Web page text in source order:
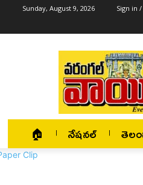
Sunday, August 9, 2026 Sign in /
🏠 నేషనల్
Clip